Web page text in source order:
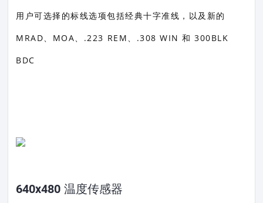
用户可选择的标线选项包括经典十字准线，以及新的
MRAD、MOA、.223 REM、.308 WIN 和 300BLK
BDC
640x480 温度传感器